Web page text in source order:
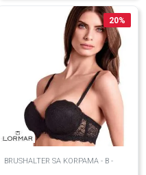
20%
BRUSHALTER SA KORPAMA - B -